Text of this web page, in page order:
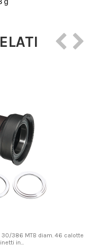
30/386 MTB diam. 46 calotte
in...